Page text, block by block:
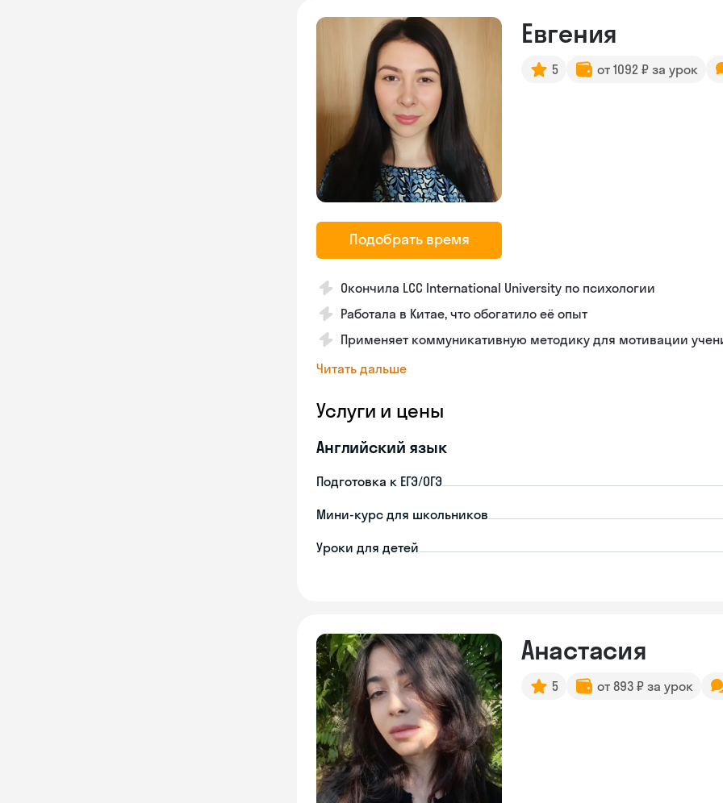
Подобрать время
Евгения
5 от 1092 ₽ за урок
Окончила LCC International University по психологии
Работала в Китае, что обогатило её опыт
Применяет коммуникативную методику для мотивации
Читать дальше
Услуги и цены
Английский язык
Подготовка к ЕГЭ/ОГЭ
Мини-курс для школьников
Уроки для детей
Анастасия
5 от 893 ₽ за урок